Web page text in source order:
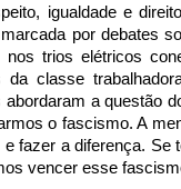
igualdade e
por debates
trios elétricos
da classe
a questão
o fascismo. A
fazer a diferença. Se
vencer esse